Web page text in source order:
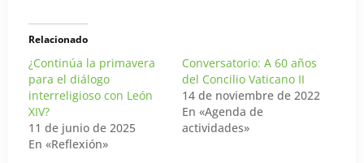
Relacionado
¿Continúa la primavera
para el diálogo
interreligioso con León
XIV?
11 de junio de 2025
En «Reflexión»
Conversatorio: A 60 años
del Concilio Vaticano II
14 de noviembre de 2022
En «Agenda de
actividades»